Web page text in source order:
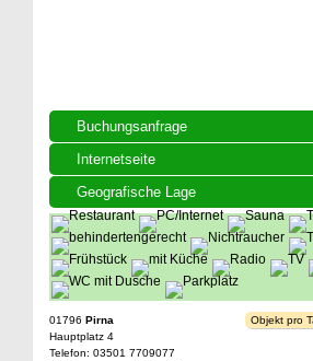
Buchungsanfrage
Internetseite
Geografische Lage
01796 Pirna
Hauptplatz 4
Telefon: 03501 7709077
Objekt pro